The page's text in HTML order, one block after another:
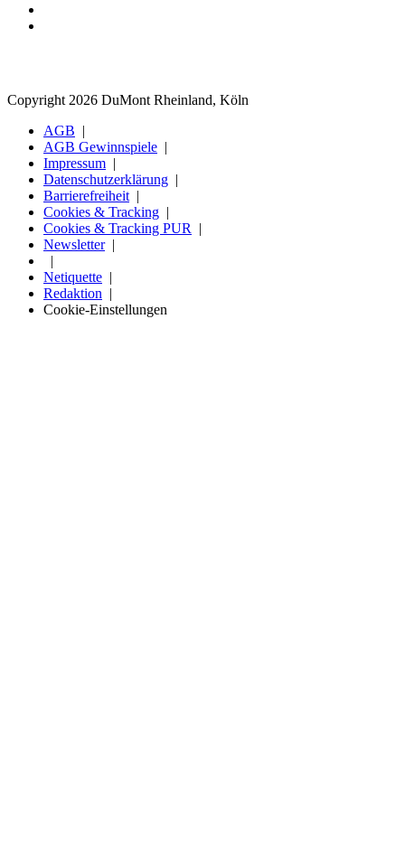
Copyright 2026 DuMont Rheinland, Köln
AGB
AGB Gewinnspiele
Impressum
Datenschutzerklärung
Barrierefreiheit
Cookies & Tracking
Cookies & Tracking PUR
Newsletter
Netiquette
Redaktion
Cookie-Einstellungen